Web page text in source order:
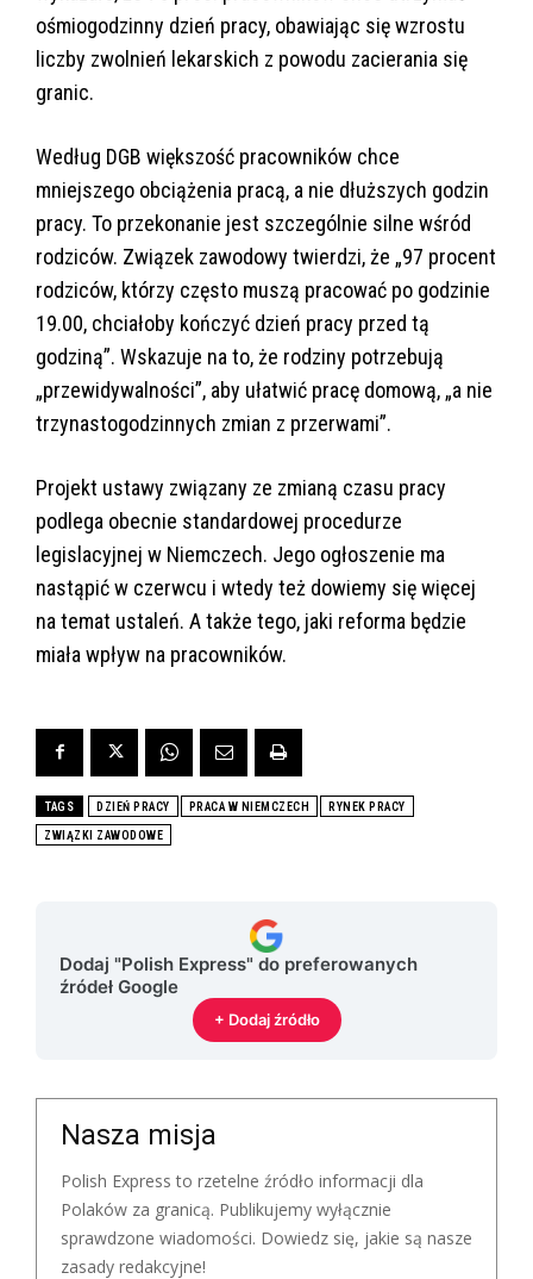
ośmiogodzinny dzień pracy, obawiając się wzrostu
liczby zwolnień lekarskich z powodu zacierania się
granic.
Według DGB większość pracowników chce
mniejszego obciążenia pracą, a nie dłuższych godzin
pracy. To przekonanie jest szczególnie silne wśród
rodziców. Związek zawodowy twierdzi, że „97 procent
rodziców, którzy często muszą pracować po godzinie
19.00, chciałoby kończyć dzień pracy przed tą
godziną”. Wskazuje na to, że rodziny potrzebują
„przewidywalności”, aby ułatwić pracę domową, „a nie
trzynastogodzinnych zmian z przerwami”.
Projekt ustawy związany ze zmianą czasu pracy
podlega obecnie standardowej procedurze
legislacyjnej w Niemczech. Jego ogłoszenie ma
nastąpić w czerwcu i wtedy też dowiemy się więcej
na temat ustaleń. A także tego, jaki reforma będzie
miała wpływ na pracowników.
TAGS DZIEŃ PRACY PRACA W NIEMCZECH RYNEK PRACY
ZWIĄZKI ZAWODOWE
Dodaj "Polish Express" do preferowanych
źródeł Google
+ Dodaj źródło
Nasza misja
Polish Express to rzetelne źródło informacji dla
Polaków za granicą. Publikujemy wyłącznie
sprawdzone wiadomości. Dowiedz się, jakie są nasze
zasady redakcyjne!